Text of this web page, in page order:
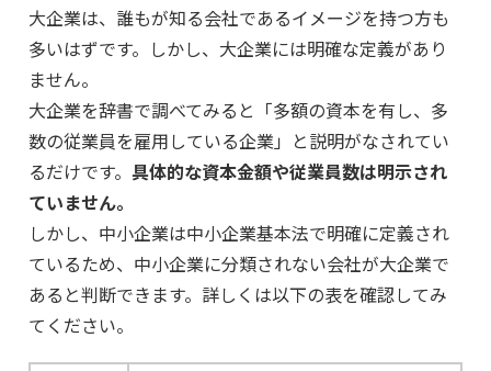
大企業は、誰もが知る会社であるイメージを持つ方も
多いはずです。しかし、大企業には明確な定義があり
ません。
大企業を辞書で調べてみると「多額の資本を有し、多
数の従業員を雇用している企業」と説明がなされてい
るだけです。 具体的な資本金額や従業員数は明示され
ていません。
しかし、中小企業は中小企業基本法で明確に定義され
ているため、中小企業に分類されない会社が大企業で
あると判断できます。詳しくは以下の表を確認してみ
てください。